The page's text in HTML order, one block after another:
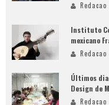
Redacao
Instituto
mexicano
Redacao
Últimos
Design de
Redacao